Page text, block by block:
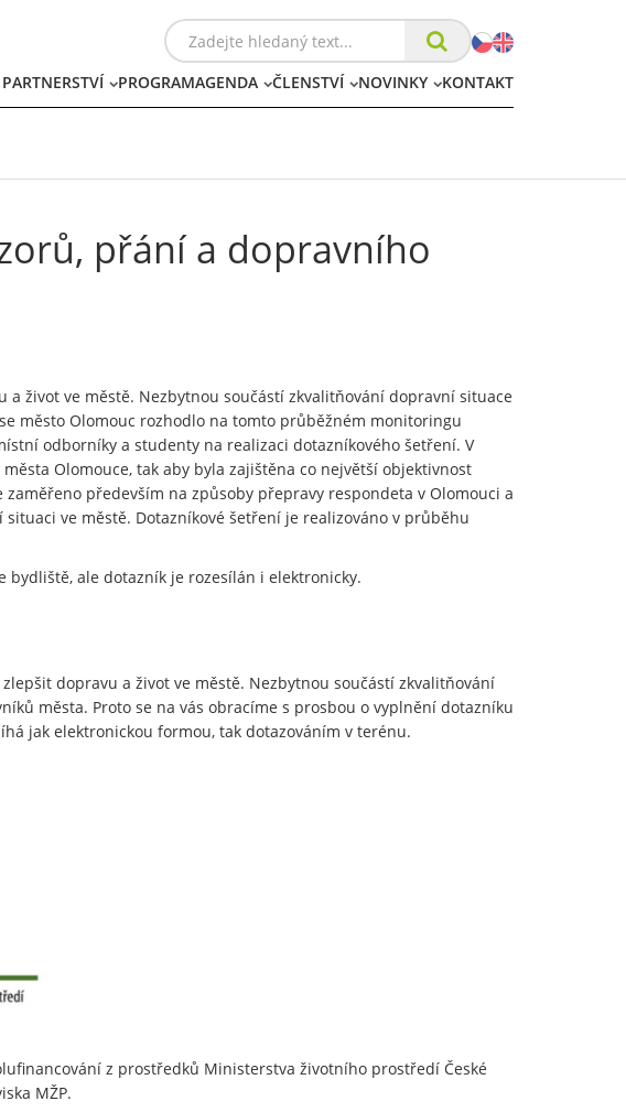
PROGRAMAGENDA ČLENSTVÍ NOVINKY KONTAKT
přání a dopravního
život ve městě. Nezbytnou součástí zkvalitňování dopravní situace
město Olomouc rozhodlo na tomto průběžném monitoringu
odborníky a studenty na realizaci dotazníkového šetření. V
Olomouce, tak aby byla zajištěna co největší objektivnost
především na způsoby přepravy respondeta v Olomouci a
ve městě. Dotazníkové šetření je realizováno v průběhu
ale dotazník je rozesílán i elektronicky.
dopravu a život ve městě. Nezbytnou součástí zkvalitňování
města. Proto se na vás obracíme s prosbou o vyplnění dotazníku
jak elektronickou formou, tak dotazováním v terénu.
z prostředků Ministerstva životního prostředí České
MŽP.